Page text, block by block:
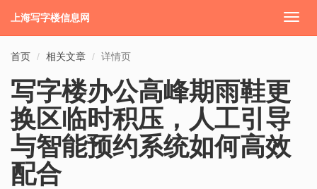
切
上海写字楼信息网
首页 相关文章 详情页
写字楼办公高峰期雨鞋更
换区临时积压，人工引导
与智能预约系统如何高效
配合